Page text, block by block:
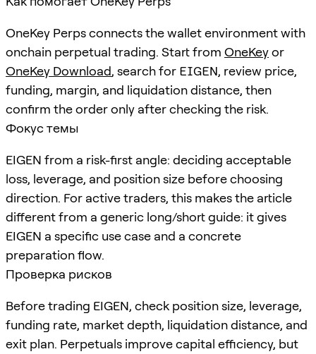
OneKey Perps connects the wallet environment with
onchain perpetual trading. Start from OneKeyor
OneKey Download, search for EIGEN, review price,
funding, margin, and liquidation distance, then
confirm the order only after checking the risk.
Фокус темы
EIGEN from a risk-first angle: deciding acceptable
loss, leverage, and position size before choosing
direction. For active traders, this makes the article
different from a generic long/short guide: it gives
EIGEN a specific use case and a concrete
preparation flow.
Проверка рисков
Before trading EIGEN, check position size, leverage,
funding rate, market depth, liquidation distance, and
exit plan. Perpetuals improve capital efficiency, but